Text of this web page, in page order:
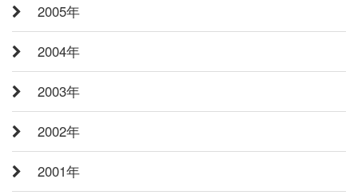
2005年
2004年
2003年
2002年
2001年